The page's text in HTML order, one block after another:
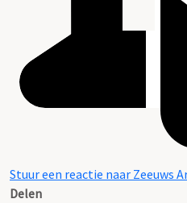
Stuur een reactie naar Zeeuws
Delen